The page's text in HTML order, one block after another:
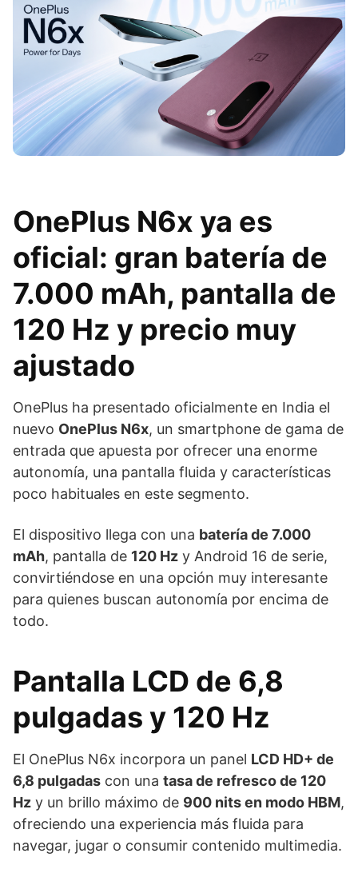
OnePlus N6x ya es
oficial: gran batería de
7.000 mAh, pantalla de
120 Hz y precio muy
ajustado
OnePlus ha presentado oficialmente en India el
nuevo OnePlus N6x, un smartphone de gama de
entrada que apuesta por ofrecer una enorme
autonomía, una pantalla fluida y características
poco habituales en este segmento.
El dispositivo llega con una batería de 7.000
mAh, pantalla de 120 Hz y Android 16 de serie,
convirtiéndose en una opción muy interesante
para quienes buscan autonomía por encima de
todo.
Pantalla LCD de 6,8
pulgadas y 120 Hz
El OnePlus N6x incorpora un panel LCD HD+ de
6,8 pulgadas con una tasa de refresco de 120
Hz y un brillo máximo de 900 nits en modo HBM,
ofreciendo una experiencia más fluida para
navegar, jugar o consumir contenido multimedia.